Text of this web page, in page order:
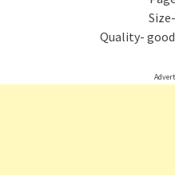
Quality-